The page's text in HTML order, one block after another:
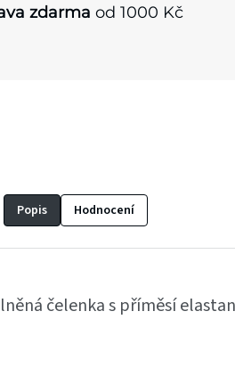
zdarma od 1000 Kč
Popis Hodnocení
čelenka s příměsí